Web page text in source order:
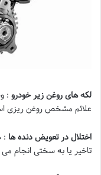
لکه های روغن زیر خودرو :
علائم مشخص روغن ریزی
اختلال در تعویض دنده ها :
تاخیر یا به سختی انجام